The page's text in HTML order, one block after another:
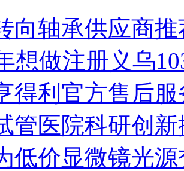
向轴承供应商
想做注册义乌
得利官方售后
管医院科研创
低价显微镜光